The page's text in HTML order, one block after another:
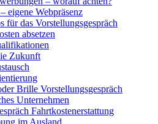
eigene Webpräsenz
für das Vorstellungsgespräch
absetzen
Zukunft
Brille Vorstellungsgespräch
Unternehmen
Fahrtkostenerstattung
im Ausland